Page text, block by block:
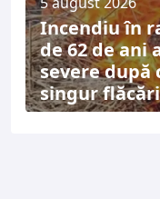
Incendiu în
de 62 de ani
severe după
singur